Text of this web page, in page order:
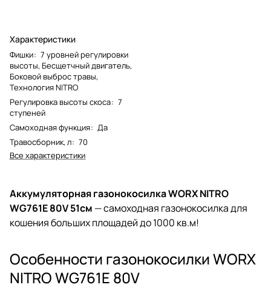
Характеристики
Фишки: 7 уровней регулировки
высоты, Бесщетчный двигатель,
Боковой выброс травы,
Технология NITRO
Регулировка высоты скоса: 7
ступеней
Самоходная функция: Да
Травосборник, л: 70
Все характеристики
Аккумуляторная газонокосилка WORX NITRO
WG761E 80V 51см — самоходная газонокосилка для
кошения больших площадей до 1000 кв.м!
Особенности газонокосилки WORX
NITRO WG761E 80V